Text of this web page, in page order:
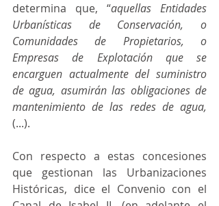
determina que, “aquellas Entidades
Urbanísticas de Conservación, o
Comunidades de Propietarios, o
Empresas de Explotación que se
encarguen actualmente del suministro
de agua, asumirán las obligaciones de
mantenimiento de las redes de agua,
(...).
Con respecto a estas concesiones
que gestionan las Urbanizaciones
Históricas, dice el Convenio con el